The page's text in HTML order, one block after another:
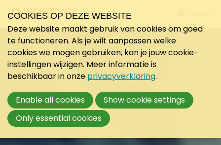
to
COOKIES OP DEZE WEBSITE
Deze website maakt gebruik van cookies om goed
te functioneren. Als je wilt aanpassen welke
cookies we mogen gebruiken, kan je jouw cookie-
instellingen wijzigen. Meer informatie is
beschikbaar in onze privacyverklaring.
Enable all cookies
Show cookie settings
Only essential cookies